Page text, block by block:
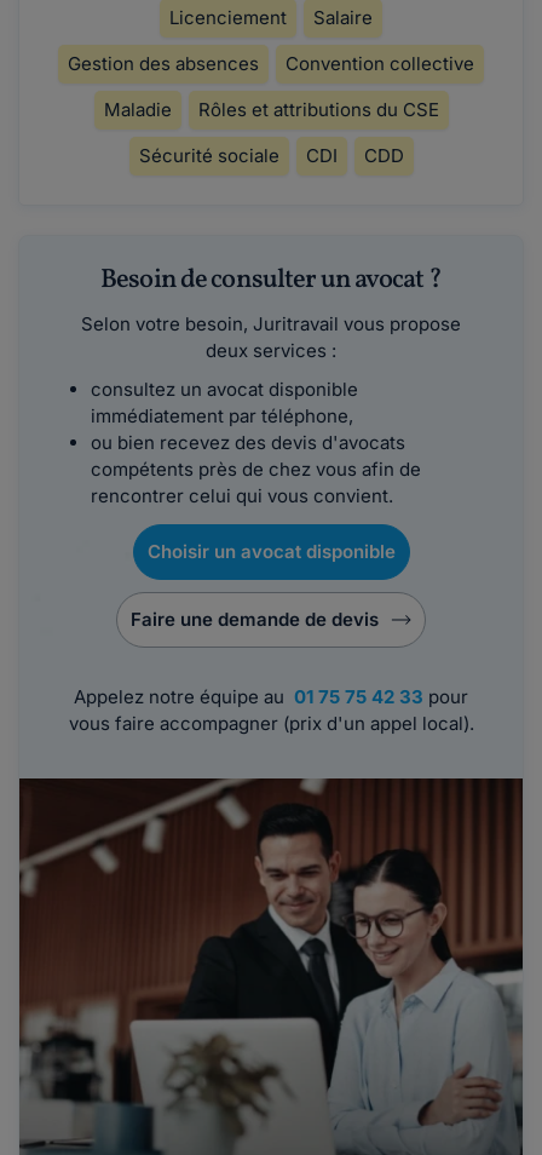
Licenciement
Salaire
Gestion des absences
Convention collective
Maladie
Rôles et attributions du CSE
Sécurité sociale
CDI CDD
Besoin de consulter un avocat ?
Selon votre besoin, Juritravail vous propose
deux services :
consultez un avocat disponible
immédiatement par téléphone,
ou bien recevez des devis d'avocats
compétents près de chez vous afin de
rencontrer celui qui vous convient.
Choisir un avocat disponible
Faire une demande de devis
Appelez notre équipe au 01 75 75 42 33 pour
vous faire accompagner (prix d'un appel local).